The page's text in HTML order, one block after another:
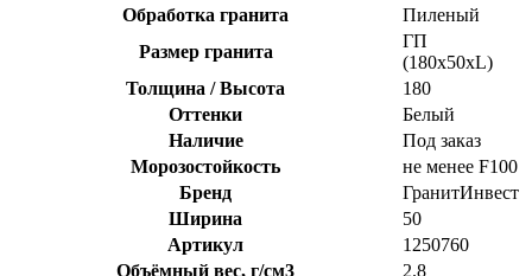
Обработка гранита
Пиленый
Размер гранита
ГП
(180x50xL)
Толщина / Высота
180
Оттенки
Белый
Наличие
Под заказ
Морозостойкость
не менее F100
Бренд
ГранитИнвест
Ширина
50
Артикул
1250760
Объёмный вес, г/см3
2.8